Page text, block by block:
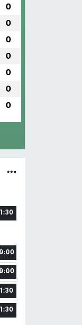
0
0
0
0
0
0
0